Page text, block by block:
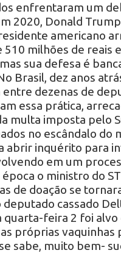
enfrentaram um
2020, Donald
americano
510 milhões de reais
sua defesa é
Brasil, dez anos
entre dezenas de
essa prática,
multa imposta pelo
no escândalo do
abrir inquérito para
em um
época o ministro do
de doação se
deputado cassado
quarta-feira 2 foi
próprias
sabe, muito bem-